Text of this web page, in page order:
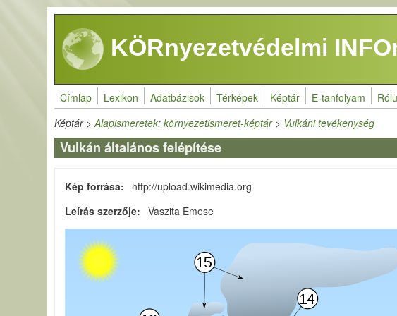
Ugrás a tartalomra
KÖRnyezetvédelmi
Címlap Lexikon Adatbázisok Térképek Képtár E-tanfolyam
Képtár>Alapismeretek: környezetismeret-képtár> Vulkáni tevékenység
Vulkán általános felépítése
Kép forrása
http://upload.wikimedia.org
Leírás szerzője
Vaszita Emese